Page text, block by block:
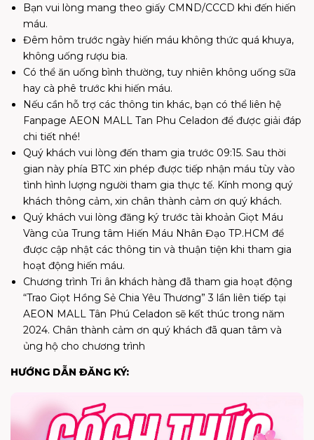
Bạn vui lòng mang theo giấy CMND/CCCD khi đến hiến
máu.
Đêm hôm trước ngày hiến máu không thức quá khuya,
không uống rượu bia.
Có thể ăn uống bình thường, tuy nhiên không uống sữa
hay cà phê trước khi hiến máu.
Nếu cần hỗ trợ các thông tin khác, bạn có thể liên hệ
Fanpage AEON MALL Tan Phu Celadon để được giải đáp
chi tiết nhé!
Quý khách vui lòng đến tham gia trước 09:15. Sau thời
gian này phía BTC xin phép được tiếp nhận máu tùy vào
tình hình lượng người tham gia thực tế. Kính mong quý
khách thông cảm, xin chân thành cảm ơn quý khách.
Quý khách vui lòng đăng ký trước tài khoản Giọt Máu
Vàng của Trung tâm Hiến Máu Nhân Đạo TP.HCM để
được cập nhật các thông tin và thuận tiện khi tham gia
hoạt động hiến máu.
Chương trình Tri ân khách hàng đã tham gia hoạt động
“Trao Giọt Hồng Sẻ Chia Yêu Thương” 3 lần liên tiếp tại
AEON MALL Tân Phú Celadon sẽ kết thúc trong năm
2024. Chân thành cảm ơn quý khách đã quan tâm và
ủng hộ cho chương trình
HƯỚNG DẪN ĐĂNG KÝ: